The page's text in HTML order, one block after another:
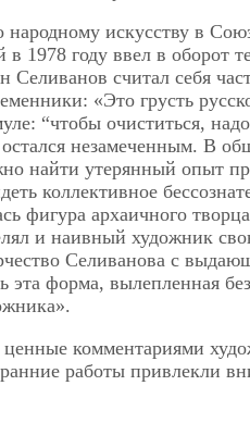
народному искусству в
1978 году ввел в оборот
Селиванов считал себя
«Это грусть
“чтобы очиститься, надо
незамеченным. В
найти утерянный опыт
коллективное
фигура архаичного
и наивный художник
Селиванова с
эта форма, вылепленная
комментариями
работы привлекли